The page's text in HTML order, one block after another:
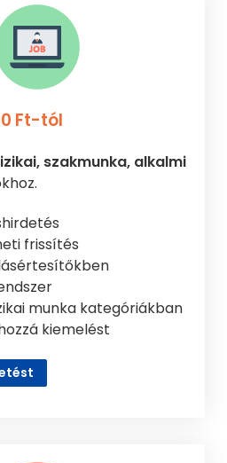
Ft-tól
szakmunka, alkalmi
frissítés
munka kategóriákban
kiemelést